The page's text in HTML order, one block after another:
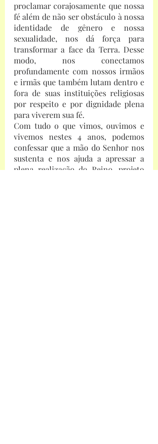
proclamar corajosamente que nossa
fé além de não ser obstáculo à nossa
identidade de gênero e nossa
sexualidade, nos dá força para
transformar a face da Terra. Desse
modo, nos conectamos
profundamente com nossos irmãos
e irmãs que também lutam dentro e
fora de suas instituições religiosas
por respeito e por dignidade plena
para viverem sua fé.
Com tudo o que vimos, ouvimos e
vivemos nestes 4 anos, podemos
confessar que a mão do Senhor nos
sustenta e nos ajuda a apressar a
plena realização do Reino, projeto